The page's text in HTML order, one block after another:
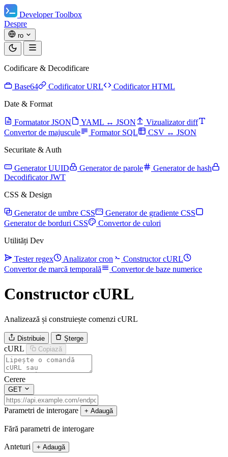
Developer Toolbox
Despre
ro
Codificare & Decodificare
Base64 Codificator URL
Codificator HTML
Date & Format
Formatator JSON YAML ↔ JSON
Vizualizator diff
Convertor de majuscule
Formator SQL
CSV ↔ JSON
Securitate & Auth
Generator UUID Generator de parole
Generator de hash
Decodificator JWT
CSS & Design
Generator de umbre CSS
Generator de gradiente CSS
Generator de borduri CSS
Convertor de culori
Utilități Dev
Tester regex Analizator cron
Constructor cURL
Convertor de marcă temporală
Convertor de baze numerice
Constructor cURL
Analizează și construiește comenzi cURL
Distribuie Șterge
cURL Copiază
Cerere
GET
Parametri de interogare + Adaugă
Fără parametri de interogare
Anteturi + Adaugă